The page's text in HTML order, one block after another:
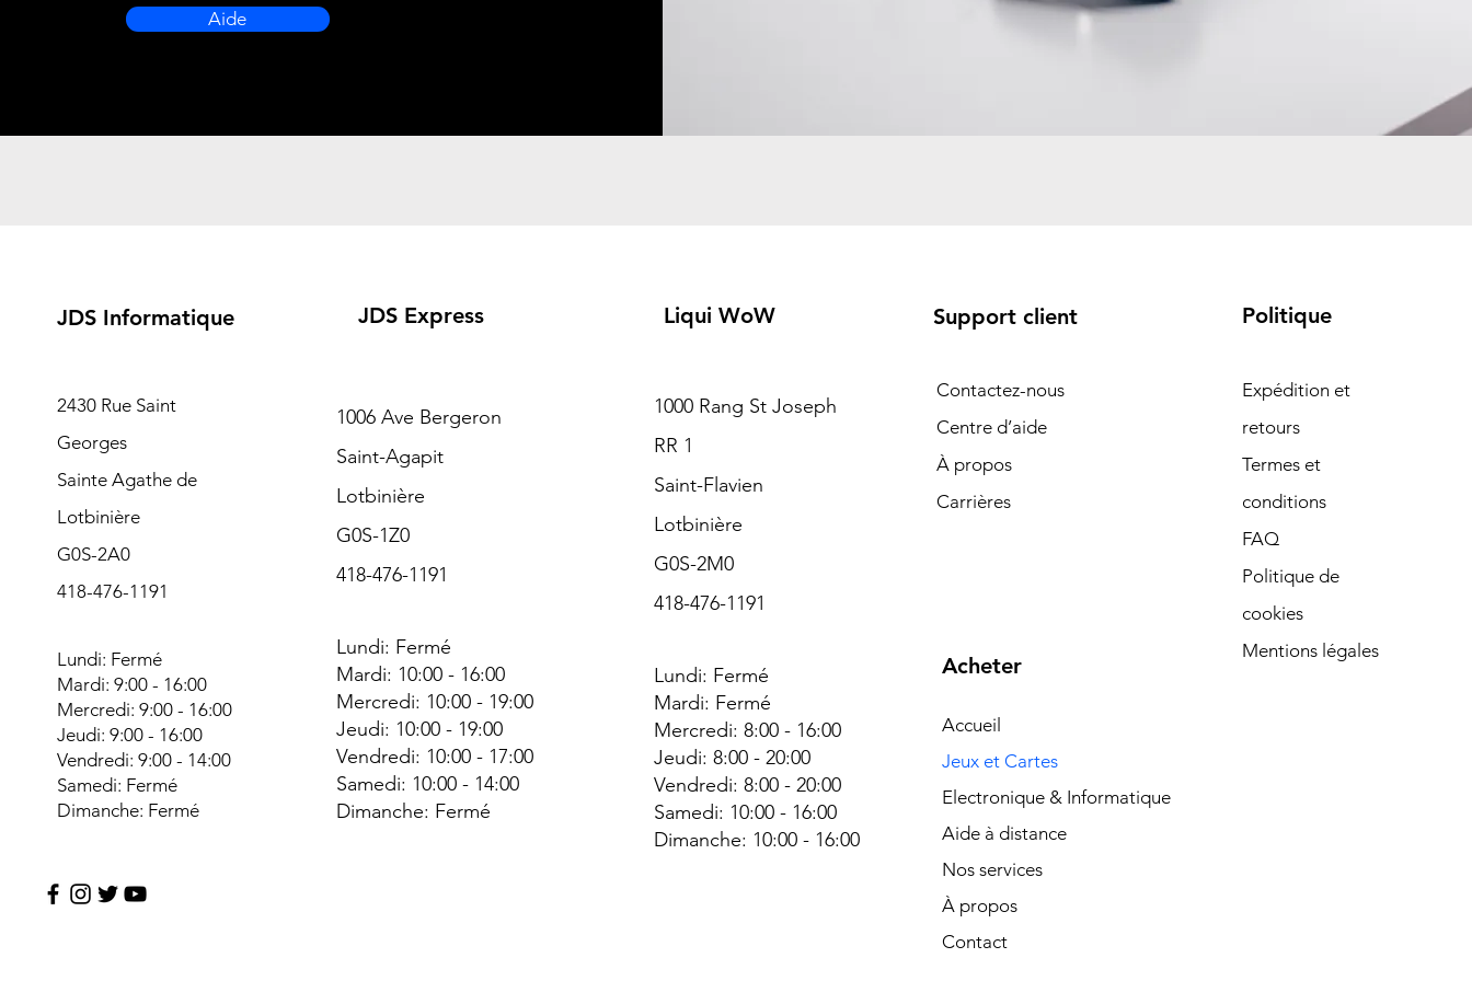
Aide
JDS Informatique
2430 Rue Saint
Georges
Sainte Agathe de
Lotbinière
G0S-2A0
418-476-1191
Lundi: Fermé
Mardi: 9:00 - 16:00
Mercredi: 9:00 - 16:00
Jeudi: 9:00 - 16:00
Vendredi: 9:00 - 14:00
Samedi: Fermé
Dimanche: Fermé
JDS Express
1006 Ave Bergeron
Saint-Agapit
Lotbinière
G0S-1Z0
418-476-1191
Lundi: Fermé
Mardi: 10:00 - 16:00
Mercredi: 10:00 - 19:00
Jeudi: 10:00 - 19:00
Vendredi: 10:00 - 17:00
Samedi: 10:00 - 14:00
Dimanche: Fermé
Liqui WoW
1000 Rang St Joseph
RR 1
Saint-Flavien
Lotbinière
G0S-2M0
418-476-1191
Lundi: Fermé
Mardi: Fermé
Mercredi: 8:00 - 16:00
Jeudi: 8:00 - 20:00
Vendredi: 8:00 - 20:00
Samedi: 10:00 - 16:00
Dimanche: 10:00 - 16:00
Support client
Contactez-nous
Centre d’aide
À propos
Carrières
Acheter
Accueil
Jeux et Cartes
Electronique & Informatique
Aide à distance
Nos services
À propos
Contact
Politique
Expédition et
retours
Termes et
conditions
FAQ
Politique de
cookies
Mentions légales